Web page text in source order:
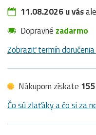
11.08.2026 u vás
Dopravné zadarmo
Zobraziť termín
Nákupom získate
Čo sú zlaťáky a čo si za